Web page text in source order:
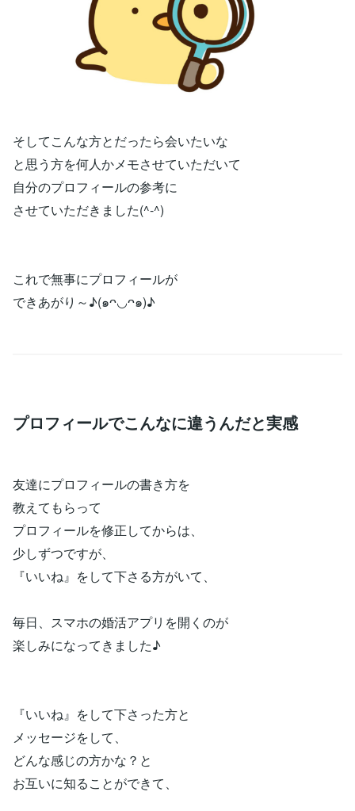
そしてこんな方とだったら会いたいな
と思う方を何人かメモさせていただいて
自分のプロフィールの参考に
させていただきました(^-^)
これで無事にプロフィールが
できあがり～♪(๑ᴖ◡ᴖ๑)♪
プロフィールでこんなに違うんだと実感
友達にプロフィールの書き方を
教えてもらって
プロフィールを修正してからは、
少しずつですが、
『いいね』をして下さる方がいて、
毎日、スマホの婚活アプリを開くのが
楽しみになってきました♪
『いいね』をして下さった方と
メッセージをして、
どんな感じの方かな？と
お互いに知ることができて、